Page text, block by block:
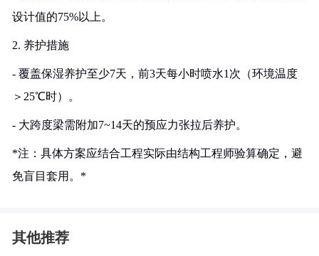
设计值的75%以上。
2. 养护措施
- 覆盖保湿养护至少7天，前3天每小时喷水1次（环境温度
＞25℃时）。
- 大跨度梁需附加7~14天的预应力张拉后养护。
*注：具体方案应结合工程实际由结构工程师验算确定，避
免盲目套用。*
其他推荐